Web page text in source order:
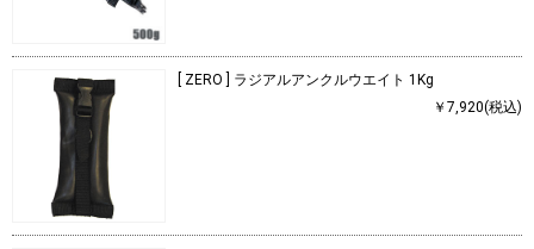
[ ZERO ] ラジアルアンクルウエイト 1Kg
￥7,920(税込)